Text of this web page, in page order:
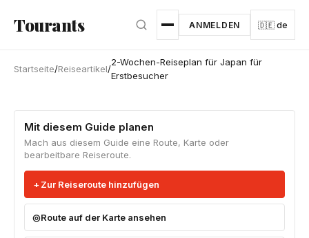
Tourants ANMELDEN 🇩🇪 de
Startseite/Reiseartikel/
2-Wochen-Reiseplan für Japan für
Erstbesucher
Mit diesem Guide planen
Mach aus diesem Guide eine Route, Karte oder
bearbeitbare Reiseroute.
Zur Reiseroute hinzufügen
Route auf der Karte ansehen